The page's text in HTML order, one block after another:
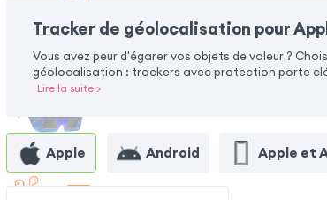
Tracker de géolocalisation pour
Vous avez peur d'égarer vos objets de valeur ?
géolocalisation : trackers avec protection porte
Lire la suite>
Apple Android Apple et